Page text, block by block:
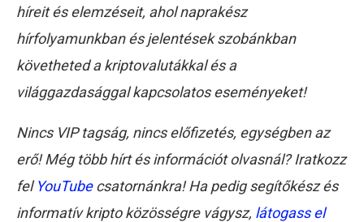
híreit és elemzéseit, ahol naprakész
hírfolyamunkban és jelentések szobánkban
követheted a kriptovalutákkal és a
világgazdasággal kapcsolatos eseményeket!
Nincs VIP tagság, nincs előfizetés, egységben az
erő! Még több hírt és információt olvasnál? Iratkozz
felYouTubecsatornánkra! Ha pedig segítőkész és
informatív kripto közösségre vágysz, látogass el